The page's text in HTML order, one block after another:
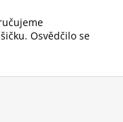
Osvědčilo se